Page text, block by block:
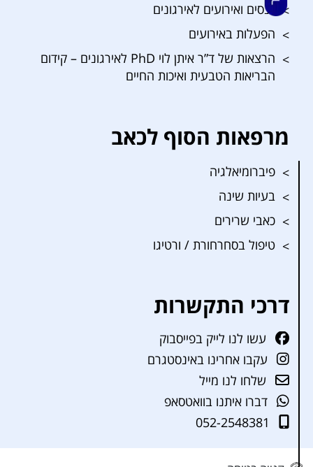
כנסים ואירועים לאירגונים
הפעלות באירועים
הרצאות של ד”ר איתן לוי PhD לאירגונים – קידום
הבריאות הטבעית ואיכות החיים
מרפאות הסוף לכאב
פיברומיאלגיה
בעיות שינה
כאבי שרירים
טיפול בסחרחורת / ורטיגו
דרכי התקשרות
עשו לנו לייק בפייסבוק
עקבו אחרינו באינסטגרם
שלחו לנו מייל
דברו איתנו בוואטסאפ
052-2548381